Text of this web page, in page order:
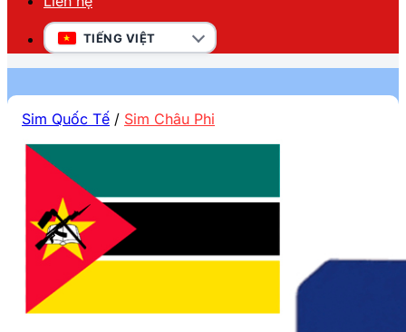
TIẾNG VIỆT
Sim Quốc Tế / Sim Châu Phi